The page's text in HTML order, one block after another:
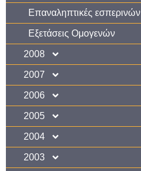
Επαναληπτικές εσπερινών
Εξετάσεις Ομογενών
2008
2007
2006
2005
2004
2003